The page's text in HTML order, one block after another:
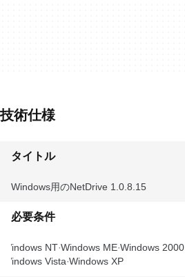
技術仕様
タイトル
Windows用のNetDrive 1.0.8.15
必要条件
Windows NT Windows ME Windows 2000
Windows Vista Windows XP